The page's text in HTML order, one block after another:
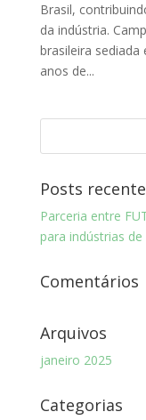
Brasil,
da indústria.
brasileira sediada
anos de...
Posts
Parceria entre
para indústrias
Comentários
Arquivos
janeiro 2025
Categorias